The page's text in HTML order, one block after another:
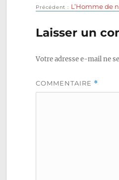
Navigation
de
l’article
Précédent
Publication
L’Homme de
Laisser un
Votre adresse e-mail ne
COMMENTAIRE *